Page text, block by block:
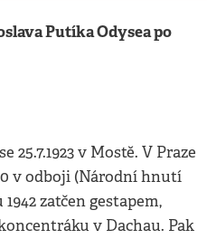
Putíka Odysea po
25.7.1923 v Mostě. V Praze
v odboji (Národní hnutí
zatčen gestapem,
v Dachau. Pak